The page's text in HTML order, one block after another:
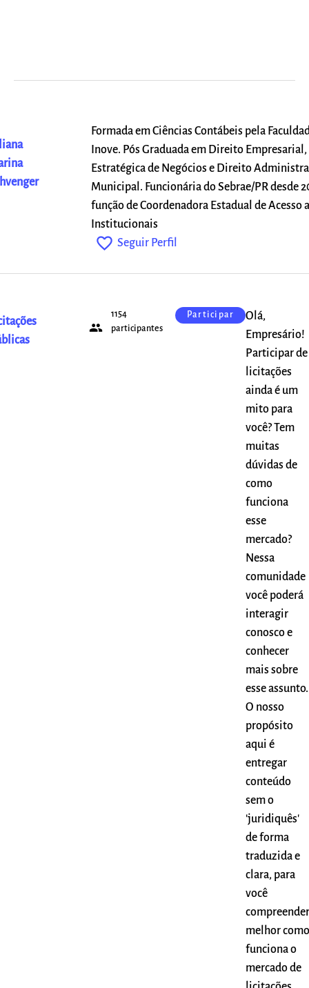
Formada em Ciências Contábeis pela
Inove. Pós Graduada em Direito Empresarial,
Estratégica de Negócios e Direito
Municipal. Funcionária do Sebrae/PR desde
função de Coordenadora Estadual de Acesso
Institucionais
favorite_outline Seguir Perfil
people
1154
participantes
Participar
Olá,
Empresário!
Participar de
licitações
ainda é um
mito para
você? Tem
muitas
dúvidas de
como
funciona
esse
mercado?
Nessa
comunidade
você poderá
interagir
conosco e
conhecer
mais sobre
esse assunto.
O nosso
propósito
aqui é
entregar
conteúdo
sem o
'juridiquês'
de forma
traduzida e
clara, para
você
compreender
melhor como
funciona o
mercado de